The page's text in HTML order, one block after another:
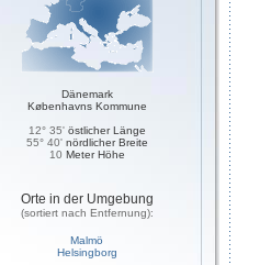
Dänemark
Københavns Kommune
12° 35' östlicher Länge
55° 40' nördlicher Breite
10 Meter Höhe
Orte in der Umgebung
(sortiert nach Entfernung):
Malmö
Helsingborg